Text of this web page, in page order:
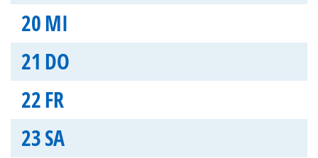
20MI
21 DO
22FR
23SA